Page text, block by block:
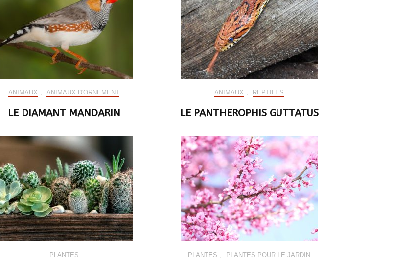
ANIMAUX ANIMAUX D'ORNEMENT
LE DIAMANT MANDARIN
ANIMAUX REPTILES
LE PANTHEROPHIS GUTTATUS
PLANTES PLANTES PLANTES POUR LE JARDIN